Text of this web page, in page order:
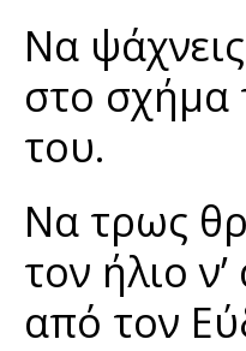
Να
στο σχήμα
του.
Να τρως
τον ήλιο
από τον